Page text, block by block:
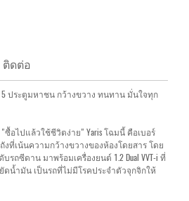
ติดต่อ
รถ 5 ประตูมหาชน กว้างขวาง ทนทาน มั่นใจทุก
อไปแล้วใช้ชีวิตง่าย" Yaris โฉมนี้ คือเบอร์
ที่เน้นความกว้างขวางของห้องโดยสาร โดย
ถซีดาน มาพร้อมเครื่องยนต์ 1.2 Dual VVT-i ที่
ดน้ำมัน เป็นรถที่ไม่มีโรคประจำตัวจุกจิกให้